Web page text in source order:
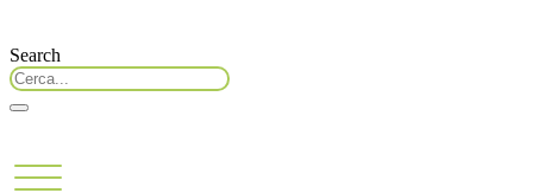
Search